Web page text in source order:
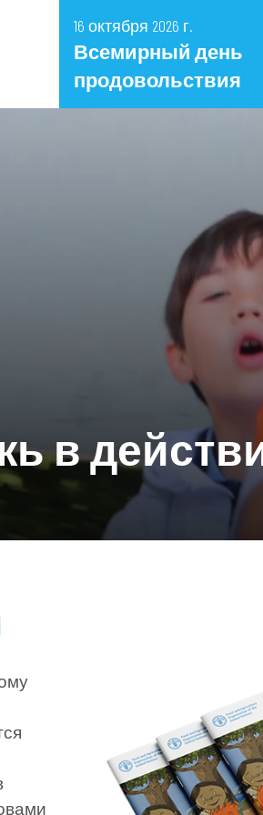
16 октября 2026 г.
Всемирный день
продовольствия
в